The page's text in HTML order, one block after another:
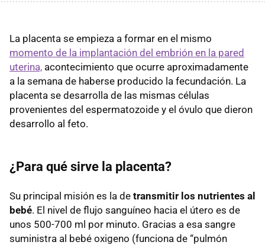
La placenta se empieza a formar en el mismo
momento de la implantación del embrión en la pared
uterina, acontecimiento que ocurre aproximadamente
a la semana de haberse producido la fecundación. La
placenta se desarrolla de las mismas células
provenientes del espermatozoide y el óvulo que dieron
desarrollo al feto.
¿Para qué sirve la placenta?
Su principal misión es la de transmitir los nutrientes al
bebé. El nivel de flujo sanguíneo hacia el útero es de
unos 500-700 ml por minuto. Gracias a esa sangre
suministra al bebé oxigeno (funciona de “pulmón